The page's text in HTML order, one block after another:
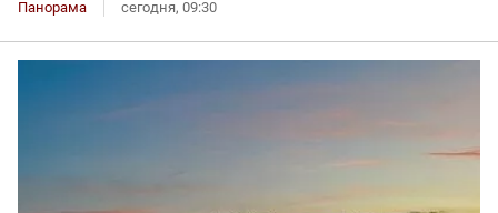
Панорама сегодня, 09:30